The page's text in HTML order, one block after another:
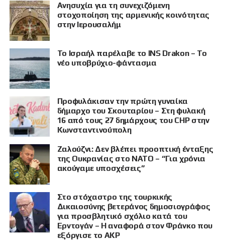
Ανησυχία για τη συνεχιζόμενη
στοχοποίηση της αρμενικής κοινότητας
στην Ιερουσαλήμ
Το Ισραήλ παρέλαβε το INS Drakon – Το
νέο υποβρύχιο-φάντασμα
Προφυλάκισαν την πρώτη γυναίκα
δήμαρχο του Σκουταρίου – Στη φυλακή
16 από τους 27 δημάρχους του CHP στην
Κωνσταντινούπολη
Ζαλούζνι: Δεν βλέπει προοπτική ένταξης
της Ουκρανίας στο ΝΑΤΟ – “Για χρόνια
ακούγαμε υποσχέσεις”
Στο στόχαστρο της τουρκικής
Δικαιοσύνης βετεράνος δημοσιογράφος
για προσβλητικό σχόλιο κατά του
Ερντογάν – Η αναφορά στον Φράνκο που
εξόργισε το AKP